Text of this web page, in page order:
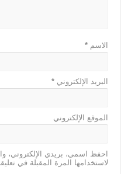
الاسم*
البريد الإلكتروني*
الموقع الإلكتروني
احفظ اسمي، بريدي الإلكتروني،
لاستخدامها المرة المقبلة في